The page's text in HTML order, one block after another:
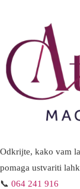
Odkrijte, kako vam
pomaga ustvariti
📞 064 241 916